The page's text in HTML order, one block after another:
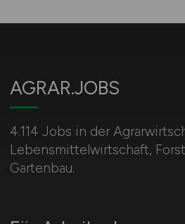
AGRAR.JOBS
4.114 Jobs in der
Lebensmittelwirtschaft,
Gartenbau.